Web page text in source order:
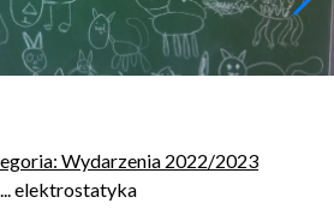
Wydarzenia 2022/2023
elektrostatyka